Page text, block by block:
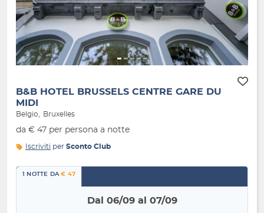
Indietro Avanti
B&B HOTEL BRUSSELS CENTRE GARE DU
MIDI
Belgio Bruxelles
da € 47 per persona a notte
Iscriviti per Sconto Club
1 NOTTE DA€ 47
Dal 06/09 al 07/09